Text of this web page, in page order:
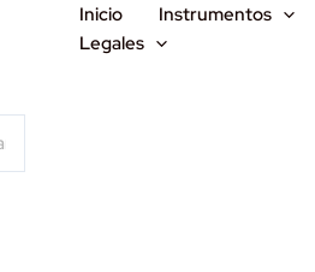
Inicio Instrumentos
Legales